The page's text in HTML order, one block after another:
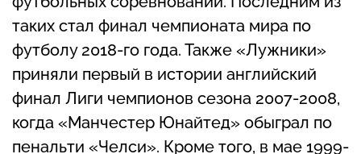
таких стал финал чемпионата мира по
футболу 2018-го года. Также «Лужники»
приняли первый в истории английский
финал Лиги чемпионов сезона 2007-2008,
когда «Манчестер Юнайтед» обыграл по
пенальти «Челси». Кроме того, в мае 1999-